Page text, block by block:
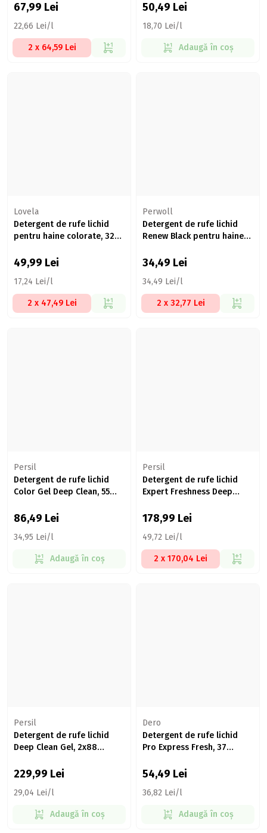
67,99 Lei
22,66 Lei/l
2 x 64,59 Lei
50,49 Lei
18,70 Lei/l
Adaugă în coș
Lovela
Detergent de rufe lichid
pentru haine colorate, 32
49,99 Lei
17,24 Lei/l
2 x 47,49 Lei
Perwoll
Detergent de rufe lichid
Renew Black pentru haine
34,49 Lei
34,49 Lei/l
2 x 32,77 Lei
Persil
Detergent de rufe lichid
Color Gel Deep Clean, 55
86,49 Lei
34,95 Lei/l
Adaugă în coș
Persil
Detergent de rufe lichid
Expert Freshness Deep
3.6l
178,99 Lei
49,72 Lei/l
2 x 170,04 Lei
Persil
Detergent de rufe lichid
Deep Clean Gel, 2x88
229,99 Lei
29,04 Lei/l
Adaugă în coș
Dero
Detergent de rufe lichid
Pro Express Fresh, 37
54,49 Lei
36,82 Lei/l
Adaugă în coș